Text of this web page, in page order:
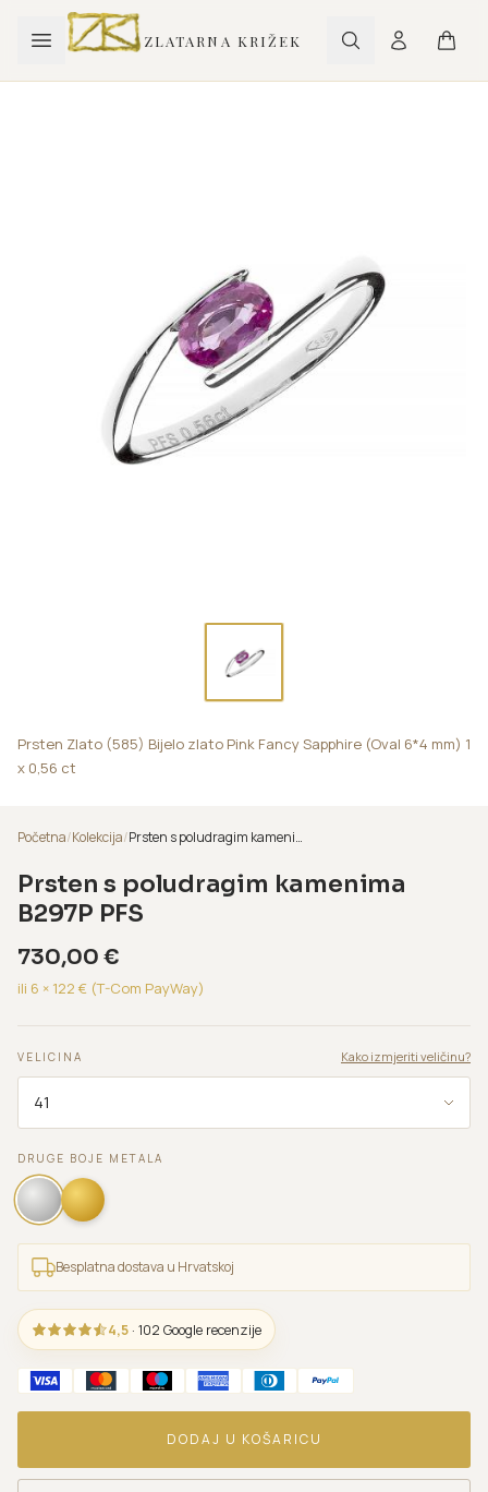
ZLATARNA KRIŽEK
Prsten Zlato (585) Bijelo zlato Pink Fancy Sapphire (Oval 6*4 mm) 1
x 0,56 ct
Početna/Kolekcija/ Prsten s poludragim kamenima B297P PFS
Prsten s poludragim kamenima
B297P PFS
730,00 €
ili 6 × 122 € (T-Com PayWay)
VELICINA Kako izmjeriti veličinu?
DRUGE BOJE METALA
Besplatna dostava u Hrvatskoj
4,5 · 102 Google recenzije
DODAJ U KOŠARICU